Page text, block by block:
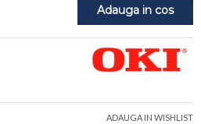
Adauga in cos
ADAUGA IN WISHLIST